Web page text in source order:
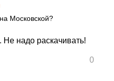
Московской?
надо раскачивать!
0